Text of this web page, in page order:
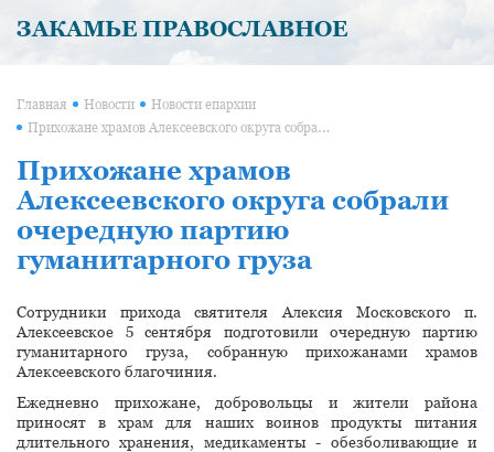
ЗАКАМЬЕ ПРАВОСЛАВНОЕ
Главная Новости Новости епархии
Прихожане храмов Алексеевского округа собрали очередную партию гуманитарного груза
Прихожане храмов
Алексеевского округа собрали
очередную партию
гуманитарного груза
Сотрудники прихода святителя Алексия Московского п.
Алексеевское 5 сентября подготовили очередную партию
гуманитарного груза, собранную прихожанами храмов
Алексеевского благочиния.
Ежедневно прихожане, добровольцы и жители района
приносят в храм для наших воинов продукты питания
длительного хранения, медикаменты - обезболивающие и